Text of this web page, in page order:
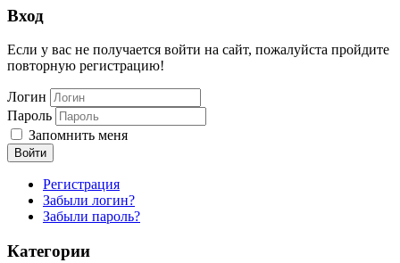
Вход
Если у вас не получается войти на сайт, пожалуйста пройдите
повторную регистрацию!
Логин
Пароль
Запомнить меня
Войти
Регистрация
Забыли логин?
Забыли пароль?
Категории